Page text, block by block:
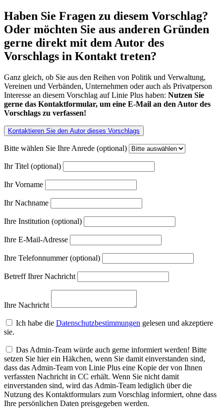
Haben Sie Fragen zu diesem Vorschlag?
Oder möchten Sie aus anderen Gründen
gerne direkt mit dem Autor des
Vorschlags in Kontakt treten?
Ganz gleich, ob Sie aus den Reihen von Politik und Verwaltung,
Vereinen und Verbänden, Unternehmen oder auch als Privatperson
Interesse an diesem Vorschlag auf Linie Plus haben: Nutzen Sie
gerne das Kontaktformular, um eine E-Mail an den Autor des
Vorschlags zu verfassen!
Kontaktieren Sie den Autor dieses Vorschlags
Bitte wählen Sie Ihre Anrede (optional)
Ihr Titel (optional)
Ihr Vorname
Ihr Nachname
Ihre Institution (optional)
Ihre E-Mail-Adresse
Ihre Telefonnummer (optional)
Betreff Ihrer Nachricht
Ihre Nachricht
Ich habe die Datenschutzbestimmungen gelesen und akzeptiere
sie.
Das Admin-Team würde auch gerne informiert werden! Bitte
setzen Sie hier ein Häkchen, wenn Sie damit einverstanden sind,
dass das Admin-Team von Linie Plus eine Kopie der von Ihnen
verfassten Nachricht in CC erhält. Wenn Sie nicht damit
einverstanden sind, wird das Admin-Team lediglich über die
Nutzung des Kontaktformulars zum Vorschlag informiert, ohne dass
Ihre persönlichen Daten preisgegeben werden.